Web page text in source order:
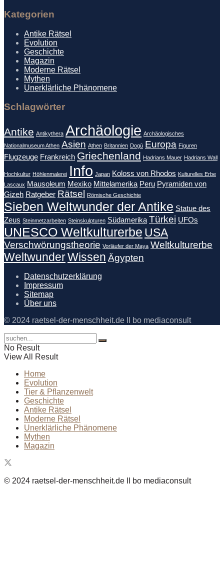
Kategorien
Antike Rätsel
Evolution
Geschichte
Magazin
Moderne Rätsel
Mythen
Unerklärliche Phänomene
Schlagwörter
Antike Antikythera Archäologie Archäologisches
Nationalmuseum Athen Asien Athen Britannien Dogū Europa Figuren
Flugzeuge Frankreich Griechenland Hadrians Mauer Hadrians Wall
Hochkultur Höhlenmalerei Info Japan Koloss von Rhodos Kulturelles Erbe
Lascaux Mausoleum Mexiko Mittelamerika Peru Pyramiden von
Gizeh Ratgeber Rätsel Römische Geschichte
Sieben Weltwunder der Antike Statue des
Zeus Steinmetzarbeiten Steinskulpturen Südamerika Türkei UFOs
UNESCO Weltkulturerbe USA
Verschwörungstheorie Vorläufer der Maya Weltkulturerbe
WeltwunderWissen Ägypten
Datenschutzerklärung
Impressum
Sitemap
Über uns
© 2024 raetsel-der-menschheit.de II bo mediaconsult
No Result
View All Result
Home
Evolution
Tier & Pflanzenwelt
Geschichte
Antike Rätsel
Moderne Rätsel
Unerklärliche Phänomene
Mythen
Magazin
© 2024 raetsel-der-menschheit.de II bo mediaconsult